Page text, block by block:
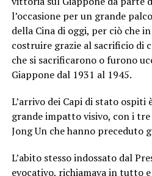
l’occasione per un grande
della Cina di oggi, per ciò che
costruire grazie al sacrificio di
che si sacrificarono o furono
Giappone dal 1931 al 1945.
L’arrivo dei Capi di stato
grande impatto visivo, con i
Jong Un che hanno preceduto
L’abito stesso indossato dal
evocativo, richiamava in tutto